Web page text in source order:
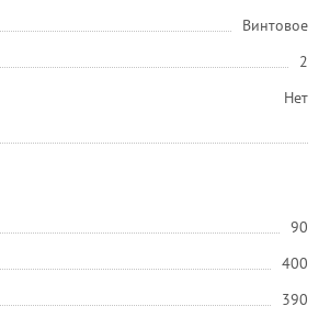
Винтовое
2
Нет
90
400
390